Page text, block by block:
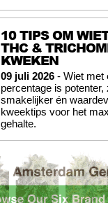
10 TIPS OM
THC &
KWEKEN
09 juli 2026 - Wiet met
percentage is potenter,
smakelijker én
kweektips voor het
gehalte.